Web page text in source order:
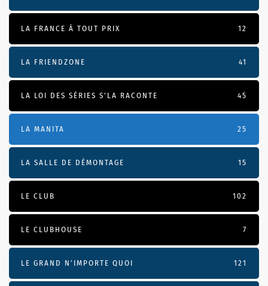
LA FRANCE À TOUT PRIX 12
LA FRIENDZONE 41
LA LOI DES SÉRIES S'LA RACONTE 45
LA MANITA 25
LA SALLE DE DÉMONTAGE 15
LE CLUB 102
LE CLUBHOUSE 7
LE GRAND N’IMPORTE QUOI 121